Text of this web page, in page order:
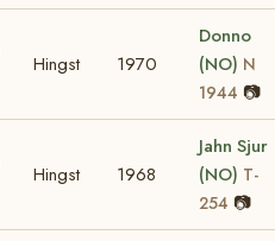
Hingst 1970
Donno
(NO) N
1944 📷
Hingst 1968
Jahn Sjur
(NO) T-
254 📷